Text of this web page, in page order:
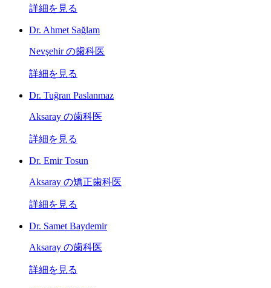
詳細を見る
Dr. Ahmet Sağlam
Nevşehir の歯科医
詳細を見る
Dr. Tuğran Paslanmaz
Aksaray の歯科医
詳細を見る
Dr. Emir Tosun
Aksaray の矯正歯科医
詳細を見る
Dr. Samet Baydemir
Aksaray の歯科医
詳細を見る